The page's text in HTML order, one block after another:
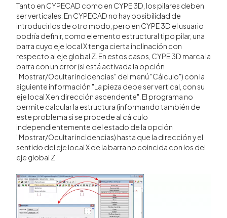
Tanto en CYPECAD como en CYPE 3D, los pilares deben
ser verticales. En CYPECAD no hay posibilidad de
introducirlos de otro modo, pero en CYPE 3D el usuario
podría definir, como elemento estructural tipo pilar, una
barra cuyo eje local X tenga cierta inclinación con
respecto al eje global Z. En estos casos, CYPE 3D marca la
barra con un error (si está activada la opción
"Mostrar/Ocultar incidencias" del menú "Cálculo") con la
siguiente información "La pieza debe ser vertical, con su
eje local X en dirección ascendente". El programa no
permite calcular la estructura (informando también de
este problema si se procede al cálculo
independientemente del estado de la opción
"Mostrar/Ocultar incidencias) hasta que la dirección y el
sentido del eje local X de la barra no coincida con los del
eje global Z.